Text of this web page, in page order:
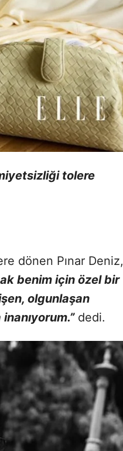
tolere
dönen Pınar Deniz,
benim için özel bir
olgunlaşan
dedi.